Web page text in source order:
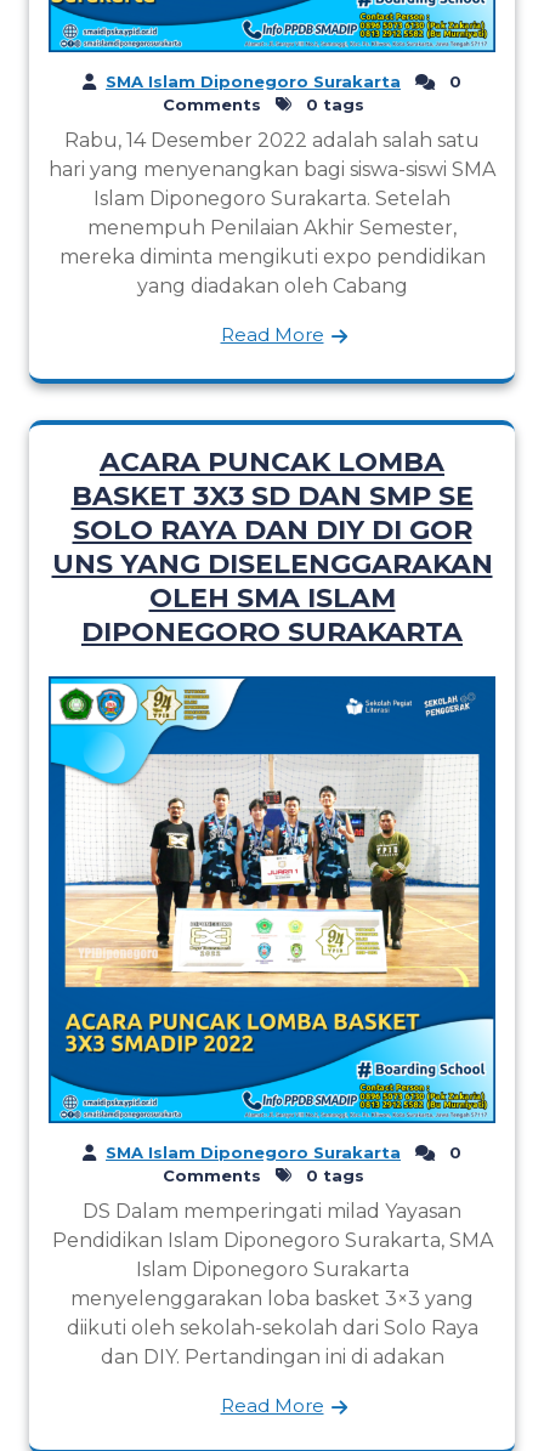
SMA Islam Diponegoro Surakarta
0
Comments
0 tags
Rabu, 14 Desember 2022 adalah salah satu
hari yang menyenangkan bagi siswa-siswi SMA
Islam Diponegoro Surakarta. Setelah
menempuh Penilaian Akhir Semester,
mereka diminta mengikuti expo pendidikan
yang diadakan oleh Cabang
Read More
ACARA PUNCAK LOMBA
BASKET 3X3 SD DAN SMP SE
SOLO RAYA DAN DIY DI GOR
UNS YANG DISELENGGARAKAN
OLEH SMA ISLAM
DIPONEGORO SURAKARTA
SMA Islam Diponegoro Surakarta
0
Comments
0 tags
DS Dalam memperingati milad Yayasan
Pendidikan Islam Diponegoro Surakarta, SMA
Islam Diponegoro Surakarta
menyelenggarakan loba basket 3×3 yang
diikuti oleh sekolah-sekolah dari Solo Raya
dan DIY. Pertandingan ini di adakan
Read More